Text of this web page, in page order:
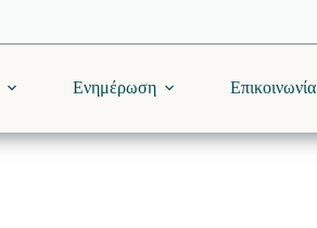
Ενημέρωση Επικοινωνία